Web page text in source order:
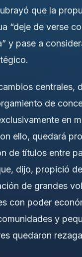
que la
“deje de verse
y pase a
centrales,
de
en
ello, quedará
de títulos entre
dijo, propició
de grandes
con poder
y
quedaron